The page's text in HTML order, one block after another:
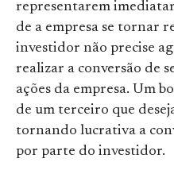
representarem
de a empresa se tornar
investidor não precise
realizar a conversão de
ações da empresa. Um
de um terceiro que
tornando lucrativa a
por parte do investidor.